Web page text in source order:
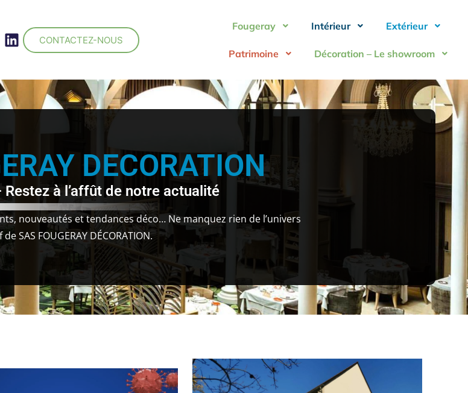
CONTACTEZ-NOUS
Fougeray Intérieur Extérieur
Patrimoine Décoration – Le showroom
DECORATION
à l’affût de notre actualité
nouveautés et tendances déco… Ne manquez rien de l’univers
SAS FOUGERAY DÉCORATION.